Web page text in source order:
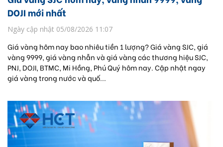
DOJI mới nhất
Ngày cập nhật 05/08/2026 11:07
Giá vàng hôm nay bao nhiêu tiền 1 lượng? Giá vàng SJC, giá
vàng 9999, giá vàng nhẫn và giá vàng các thương hiệu SJC,
PNJ, DOJI, BTMC, Mi Hồng, Phú Quý hôm nay. Cập nhật ngay
giá vàng trong nước và quố...